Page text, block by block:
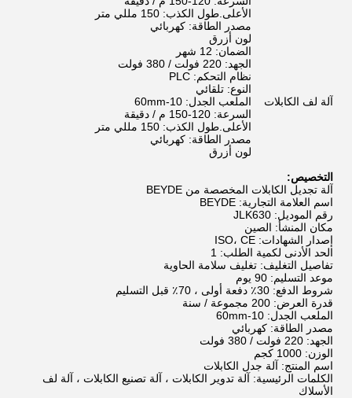
الأعلى.طول الكذب: 150 مللي متر
مصدر الطاقة: كهربائي
لون أزرق
آلة لف الكابلات
الضمان: 12 شهر
الجهد: 220 فولت / 380 فولت
نظام التحكم: PLC
النوع: تلقائي
الملعب الجدل: 10-60mm
السرعة: 120-150 م / دقيقة
الأعلى.طول الكذب: 150 مللي متر
مصدر الطاقة: كهربائي
لون أزرق
التخصيص:
آلة تجديل الكابلات المخصصة من BEYDE
اسم العلامة التجارية: BEYDE
رقم الموديل: JLK630
مكان المنشأ: الصين
إصدار الشهادات: ISO، CE
الحد الأدنى لكمية الطلب: 1
تفاصيل التغليف: تغليف سلامة الحاوية
موعد التسليم: 90 يوم
شروط الدفع: 30٪ دفعة أولى ، 70٪ قبل التسليم
قدرة العرض: 200 مجموعة / سنة
الملعب الجدل: 10-60mm
مصدر الطاقة: كهربائي
الجهد: 220 فولت / 380 فولت
الوزن: 1000 كجم
اسم المنتج: آلة جدل الكابلات
الكلمات الرئيسية: آلة تدوير الكابلات ، آلة تصنيع الكابلات ، آلة لف
الأسلاك